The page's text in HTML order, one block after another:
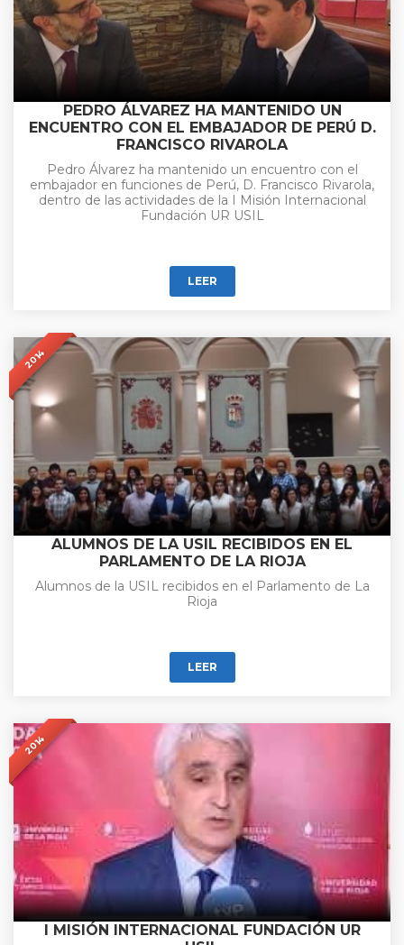
PEDRO ÁLVAREZ HA MANTENIDO UN
ENCUENTRO CON EL EMBAJADOR DE PERÚ D.
FRANCISCO RIVAROLA
Pedro Álvarez ha mantenido un encuentro con el
embajador en funciones de Perú, D. Francisco Rivarola,
dentro de las actividades de la I Misión Internacional
Fundación UR USIL
LEER
2014
ALUMNOS DE LA USIL RECIBIDOS EN EL
PARLAMENTO DE LA RIOJA
Alumnos de la USIL recibidos en el Parlamento de La
Rioja
LEER
2014
I MISIÓN INTERNACIONAL FUNDACIÓN UR